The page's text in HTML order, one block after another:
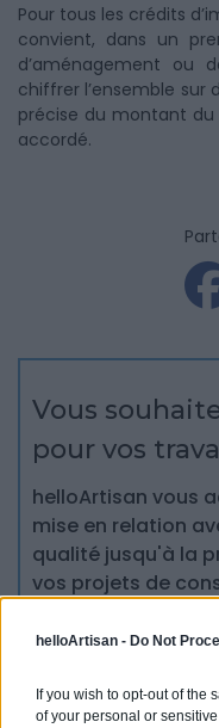
helloArtisan - Do Not
If you wish to opt-out of the
of your personal or
Pour tous les crédits
convient, dans un
d’aménagement ou
chiffrer l’ensemble sur
précise du montant du
accordé.
Vous
pour vos
helloArtisan vous
mise en relation
qualité jusqu'à la
vos projets de
à côté de chez